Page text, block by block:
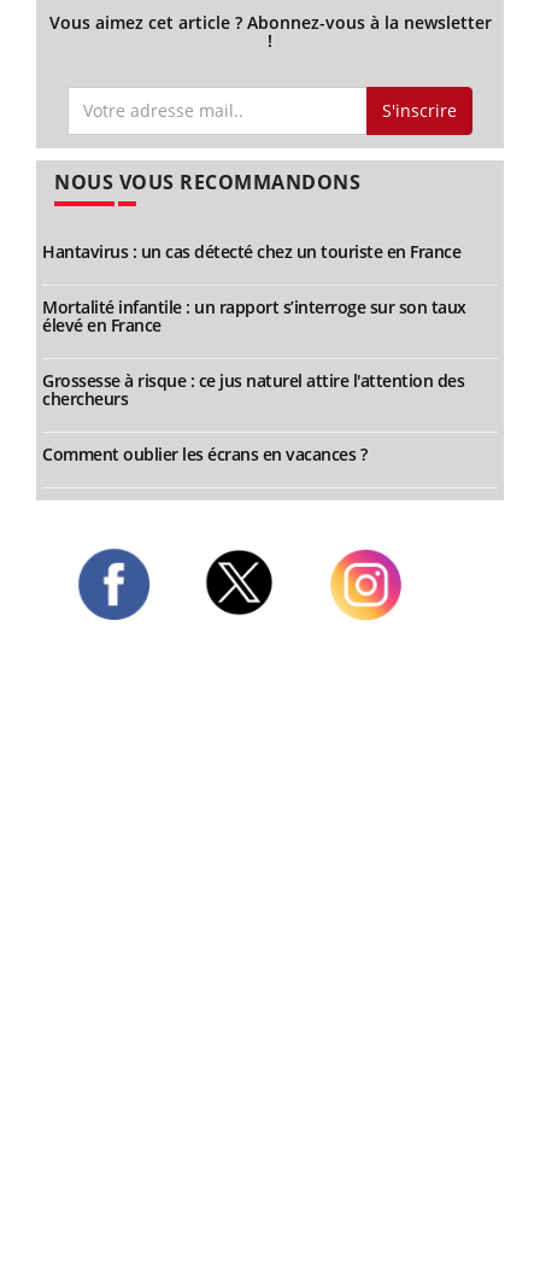
Vous aimez cet article ? Abonnez-vous à la newsletter
!
S'inscrire
NOUS VOUS RECOMMANDONS
Hantavirus : un cas détecté chez un touriste en France
Mortalité infantile : un rapport s’interroge sur son taux
élevé en France
Grossesse à risque : ce jus naturel attire l'attention des
chercheurs
Comment oublier les écrans en vacances ?